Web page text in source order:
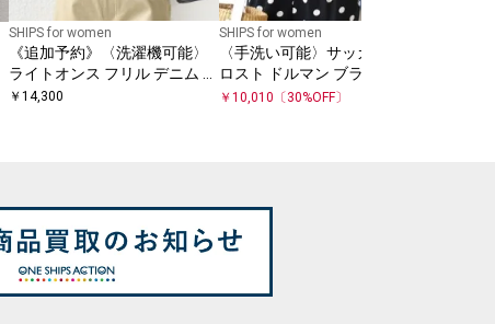
SHIPS for women
《追加予約》〈洗濯機可能〉
ライトオンス フリル デニム シ
ャツ
￥ 14,300
SHIPS for women
〈手洗い可能〉サッカー 裾 ド
ロスト ドルマン ブラウス
￥ 10,010 〔 30%OFF〕